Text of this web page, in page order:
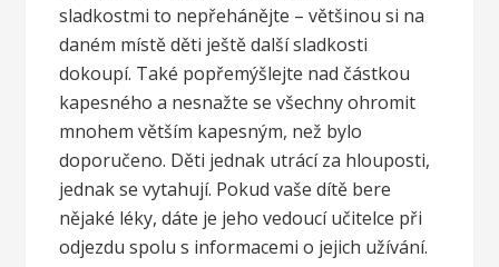
sladkostmi to nepřehánějte – většinou si na
daném místě děti ještě další sladkosti
dokoupí. Také popřemýšlejte nad částkou
kapesného a nesnažte se všechny ohromit
mnohem větším kapesným, než bylo
doporučeno. Děti jednak utrácí za hlouposti,
jednak se vytahují. Pokud vaše dítě bere
nějaké léky, dáte je jeho vedoucí učitelce při
odjezdu spolu s informacemi o jejich užívání.